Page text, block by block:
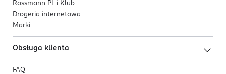
Rossmann PL i Klub
Drogeria internetowa
Marki
Obsługa klienta
FAQ